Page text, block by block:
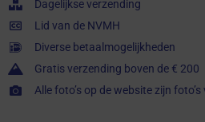
Dagelijkse verzending
Lid van de NVMH
Diverse betaalmogelijkheden
Gratis verzending boven de € 200
Alle foto’s op de website zijn